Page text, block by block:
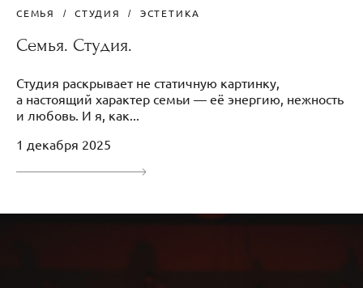
СЕМЬЯ СТУДИЯ ЭСТЕТИКА
Семья. Студия.
Студия раскрывает не статичную картинку,
а настоящий характер семьи — её энергию, нежность
и любовь. И я, как...
1 декабря 2025